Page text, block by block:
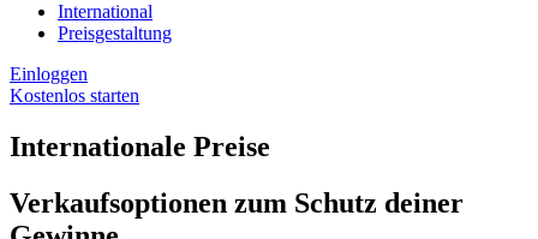
International
Preisgestaltung
Einloggen
Kostenlos starten
Internationale Preise
Verkaufsoptionen zum Schutz deiner